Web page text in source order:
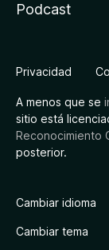
Podcast
Privacidad
A menos que se
sitio está
Reconocimiento
posterior.
Cambiar idioma
Cambiar tema